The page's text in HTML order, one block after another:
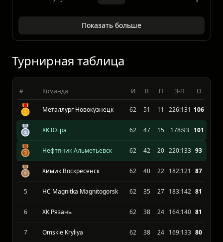
ВХЛ 15.04.2026
Omskie Kryliya 3 : 5 ХК Югра
Показать больше
Турнирная таблица
# Команда И В П З-П О